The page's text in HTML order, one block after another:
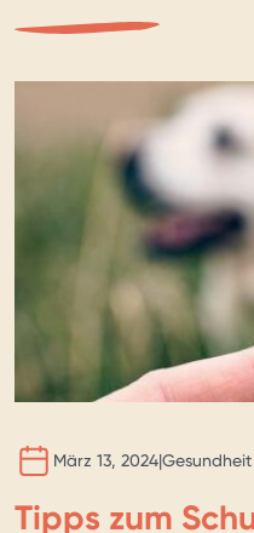
März 13, 2024|Gesundheit
Tipps zum